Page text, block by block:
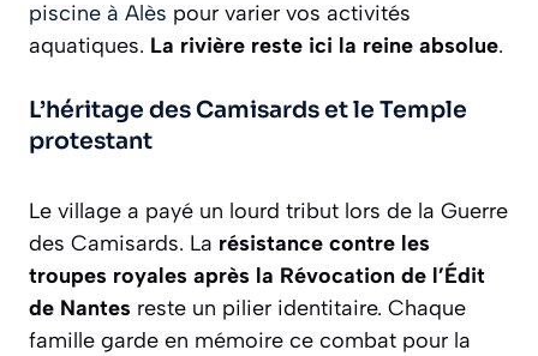
piscine à Alès pour varier vos activités
aquatiques. La rivière reste ici la reine absolue.
L’héritage des Camisards et le Temple
protestant
Le village a payé un lourd tribut lors de la Guerre
des Camisards. La résistance contre les
troupes royales après la Révocation de l’Édit
de Nantes reste un pilier identitaire. Chaque
famille garde en mémoire ce combat pour la